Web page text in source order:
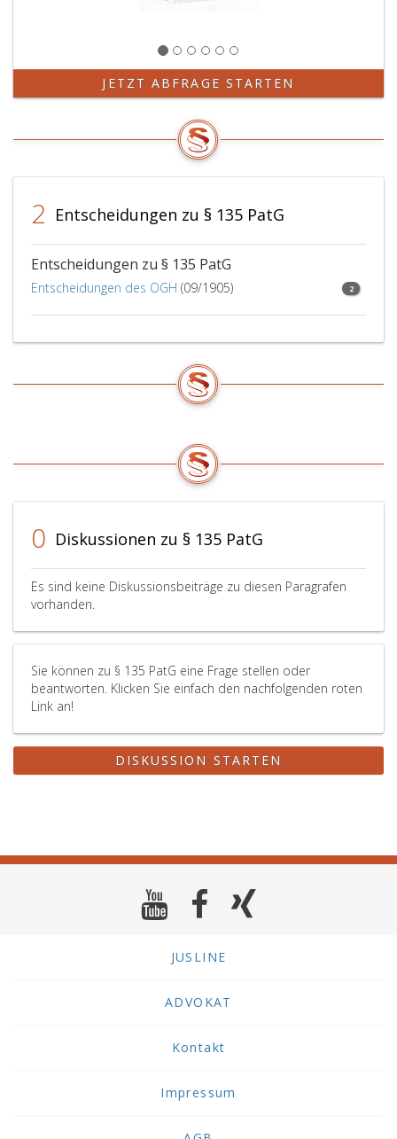
JETZT ABFRAGE STARTEN
2 Entscheidungen zu § 135 PatG
Entscheidungen zu § 135 PatG
Entscheidungen des OGH (09/1905) 2
0 Diskussionen zu § 135 PatG
Es sind keine Diskussionsbeiträge zu diesen Paragrafen
vorhanden.
Sie können zu § 135 PatG eine Frage stellen oder
beantworten. Klicken Sie einfach den nachfolgenden roten
Link an!
DISKUSSION STARTEN
JUSLINE
ADVOKAT
Kontakt
Impressum